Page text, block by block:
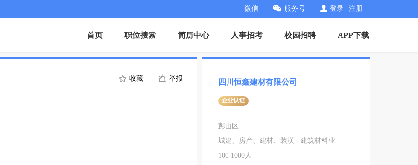
微信 服务号 登录 注册
首页 职位搜索 简历中心 人事招考 校园招聘 APP下载
收藏 举报 四川恒鑫建材有限公司
企业认证
彭山区
城建、房产、建材、装潢 - 建筑材料业
100-1000人